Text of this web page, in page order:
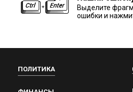
Выделите
ошибки и
ПОЛИТИКА